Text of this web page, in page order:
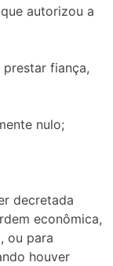
autorizou a
fiança,
nulo;
decretada
econômica,
ou para
houver